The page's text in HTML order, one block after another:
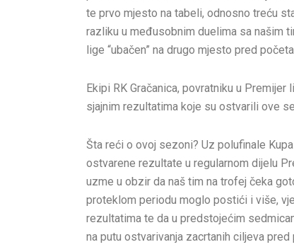
te prvo mjesto na tabeli, odnosno treću
razliku u međusobnim duelima sa našim
lige “ubačen” na drugo mjesto pred
Ekipi RK Gračanica, povratniku u
sjajnim rezultatima koje su ostvarili ove
Šta reći o ovoj sezoni? Uz polufinale
ostvarene rezultate u regularnom dijelu
uzme u obzir da naš tim na trofej čeka
proteklom periodu moglo postići i više,
rezultatima te da u predstojećim
na putu ostvarivanja zacrtanih ciljeva